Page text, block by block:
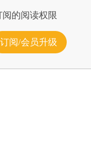
的阅读权限
订阅/会员升级